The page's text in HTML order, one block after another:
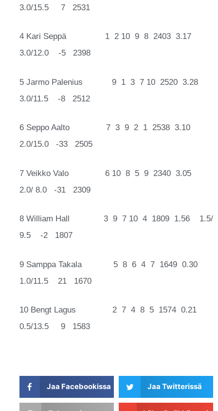
3.0/15.5 7 2531
4 Kari Seppä 1 2 10 9 8 2403 3.17
3.0/12.0 -5 2398
5 Jarmo Palenius 9 1 3 7 10 2520 3.28
3.0/11.5 -8 2512
6 Seppo Aalto 7 3 9 2 1 2538 3.10
2.0/15.0 -33 2505
7 Veikko Valo 6 10 8 5 9 2340 3.05
2.0/ 8.0 -31 2309
8 William Hall 3 9 7 10 4 1809 1.56 1.5/
9.5 -2 1807
9 Samppa Takala 5 8 6 4 7 1649 0.30
1.0/11.5 21 1670
10 Bengt Lagus 2 7 4 8 5 1574 0.21
0.5/13.5 9 1583
Jaa Facebookissa Jaa Twitterissä